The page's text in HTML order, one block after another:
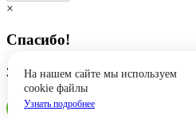
На нашем сайте мы используем
cookie файлы
Узнать подробнее
×
Спасибо!
Заявка успешно отправлена